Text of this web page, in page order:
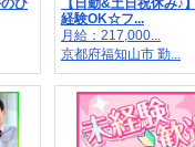
ひ
【日勤&土日祝休み♪
経験OK☆フ...
月給：217,000...
京都府福知山市 勤...